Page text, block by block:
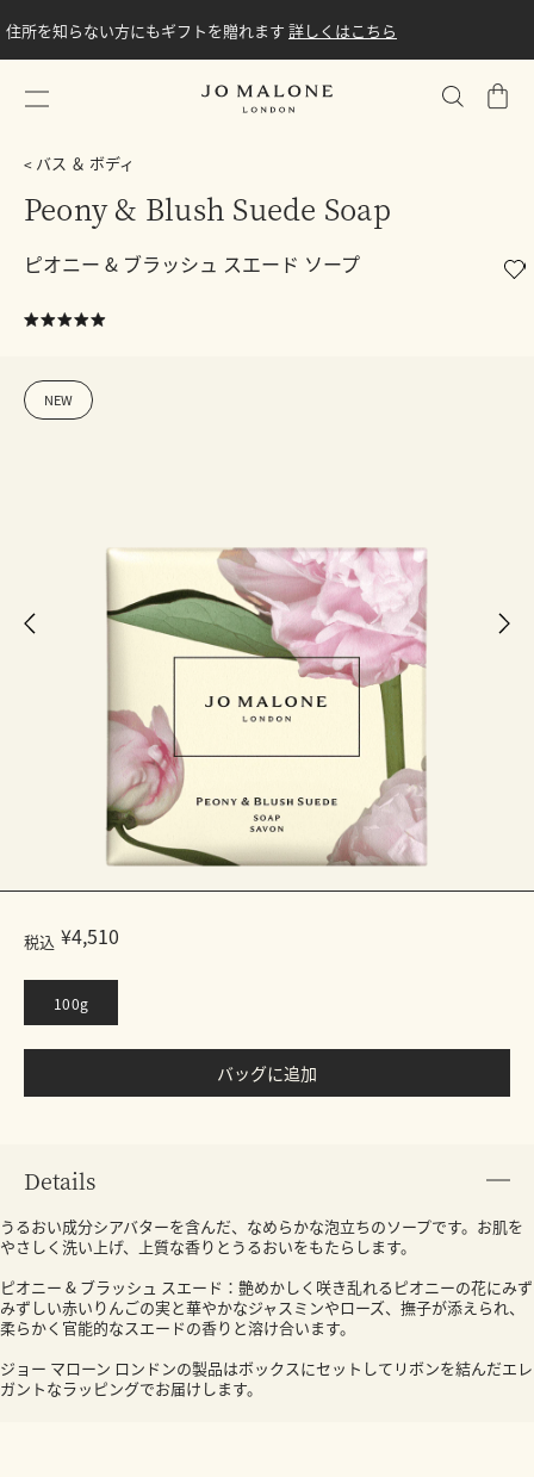
住所を知らない方にもギフトを贈れます 詳しくはこちら
シ
バス ＆ ボディ
Peony & Blush Suede Soap
ピオニー & ブラッシュ スエード ソープ
NEW
税込 ¥4,510
100g
バッグに追加
Details
うるおい成分シアバターを含んだ、なめらかな泡立ちのソープです。お肌を
やさしく洗い上げ、上質な香りとうるおいをもたらします。
ピオニー & ブラッシュ スエード：艶めかしく咲き乱れるピオニーの花にみず
みずしい赤いりんごの実と華やかなジャスミンやローズ、撫子が添えられ、
柔らかく官能的なスエードの香りと溶け合います。
ジョー マローン ロンドンの製品はボックスにセットしてリボンを結んだエレ
ガントなラッピングでお届けします。